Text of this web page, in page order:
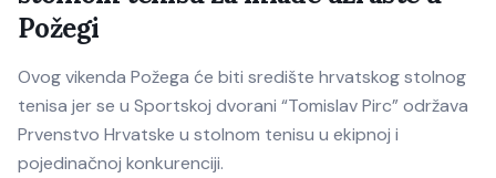
Gospodarstvo
Život
Sport
Požegi
Ovog vikenda Požega će biti središte hrvatskog stolnog
tenisa jer se u Sportskoj dvorani “Tomislav Pirc” održava
Prvenstvo Hrvatske u stolnom tenisu u ekipnoj i
pojedinačnoj konkurenciji.